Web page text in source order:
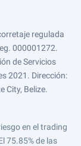
regulada
000001272.
de Servicios
2021. Dirección:
City, Belize.
en el trading
75.85% de las